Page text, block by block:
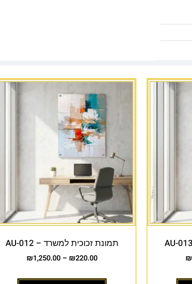
₪
תמונת זכוכית למשרד – AU-012
₪220.00
–
₪1,250.00